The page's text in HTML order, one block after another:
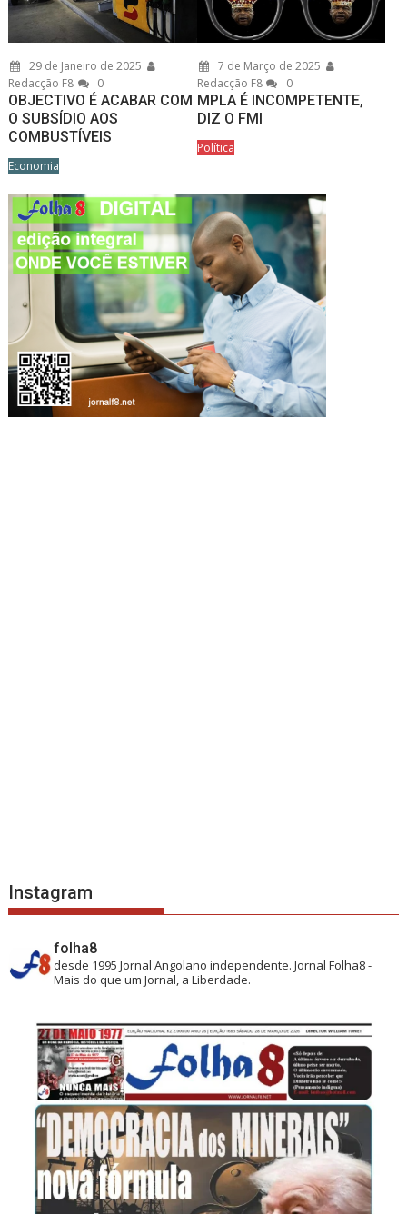
29 de Janeiro de 2025
Redacção F8
0
OBJECTIVO É ACABAR COM
O SUBSÍDIO AOS
COMBUSTÍVEIS
Economia
7 de Março de 2025
Redacção F8
0
MPLA É INCOMPETENTE,
DIZ O FMI
Política
Instagram
folha8
desde 1995 Jornal Angolano independente.Jornal Folha8 -
Mais do que um Jornal, a Liberdade.